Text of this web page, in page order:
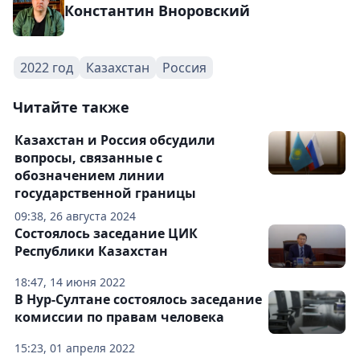
Константин Вноровский
2022 год Казахстан Россия
Читайте также
09:38, 26 августа 2024
Казахстан и Россия обсудили
вопросы, связанные с
обозначением линии
государственной границы
18:47, 14 июня 2022
Состоялось заседание ЦИК
Республики Казахстан
15:23, 01 апреля 2022
В Нур-Султане состоялось заседание
комиссии по правам человека